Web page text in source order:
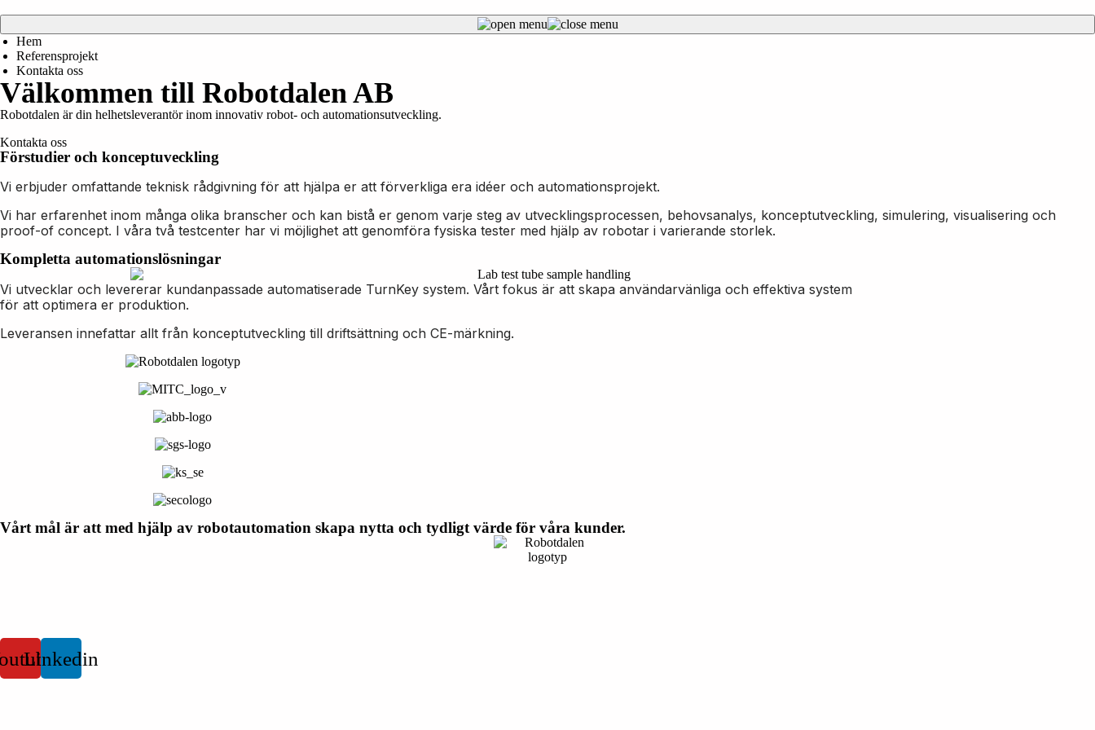
to
content
Hem
Referensprojekt
Kontakta oss
Välkommen till Robotdalen AB
Robotdalen är din helhetsleverantör inom innovativ robot- och automationsutveckling.
Kontakta oss
Förstudier och konceptuveckling
Vi erbjuder omfattande teknisk rådgivning för att hjälpa er att förverkliga era idéer och automationsprojekt.
Vi har erfarenhet inom många olika branscher och kan bistå er genom varje steg av utvecklingsprocessen, behovsanalys, konceptutveckling, simulering, visualisering och
proof-of concept. I våra två testcenter har vi möjlighet att genomföra fysiska tester med hjälp av robotar i varierande storlek.
Kompletta automationslösningar
Vi utvecklar och levererar kundanpassade automatiserade TurnKey system. Vårt fokus är att skapa användarvänliga och effektiva system
för att optimera er produktion.
Leveransen innefattar allt från konceptutveckling till driftsättning och CE-märkning.
Vårt mål är att med hjälp av robotautomation skapa nytta och tydligt värde för våra kunder.
Linkedin